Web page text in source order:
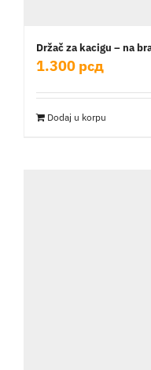
Držač za kacigu – na
1.300 рсд
Dodaj u korpu